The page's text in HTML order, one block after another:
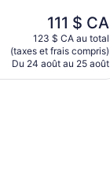
Le
prix
est
de
111 $ CA
111 $ CA
123 $ CA au total
(taxes et frais compris)
Du 24 août au 25 août